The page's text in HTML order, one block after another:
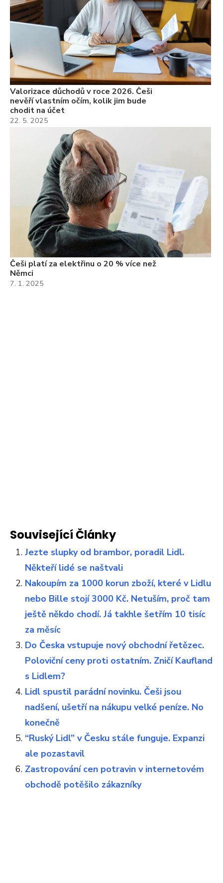
Valorizace důchodů v roce 2026. Češi
nevěří vlastním očím, kolik jim bude
chodit na účet
22. 5. 2025
Češi platí za elektřinu o 20 % více než
Němci
7. 1. 2025
Související Články
Jezte slupky od brambor, poradil Lidl.
Někteří lidé se naštvali
Nakoupím za 1000 korun zboží, které v Lidlu
nebo Bille stojí 3000 Kč. Netuším, proč tam
ještě někdo chodí. Já takhle šetřím 10 tisíc
za měsíc
Do Česka vstupuje nový obchodní řetězec.
Poloviční ceny proti ostatním. Zničí Kaufland
s Lidlem?
Lidl spustil parádní novinku. Češi jsou
nadšení, ušetří na nákupu velké peníze. No
konečně
“Ruský Lidl” v Česku stále funguje. Expanzi
ale pozastavil
Zastropování cen potravin v internetovém
obchodě potěšilo zákazníky